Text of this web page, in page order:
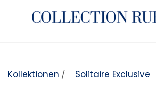
Kollektionen / Solitaire Exclusive